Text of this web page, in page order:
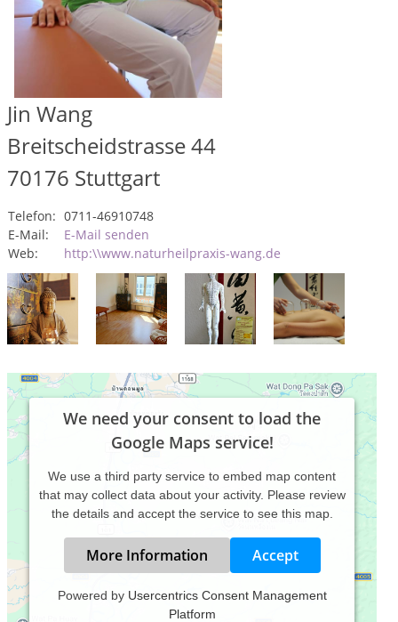
Jin Wang
Breitscheidstrasse 44
70176 Stuttgart
Telefon: 0711-46910748
E-Mail:
E-Mail senden
Web:
http:\\www.naturheilpraxis-wang.de
We need your consent to load the
Google Maps service!
We use a third party service to embed map content
that may collect data about your activity. Please review
the details and accept the service to see this map.
More Information Accept
Powered by Usercentrics Consent Management
Platform